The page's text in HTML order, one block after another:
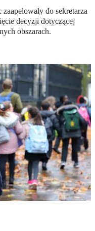
do sekretarza
decyzji dotyczącej
obszarach.